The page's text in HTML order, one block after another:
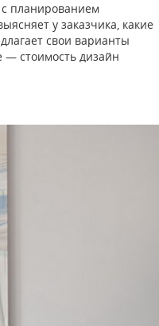
планированием
у заказчика, какие
свои варианты
— стоимость дизайн